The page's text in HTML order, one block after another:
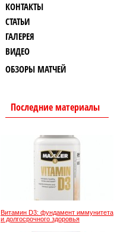
КОНТАКТЫ
СТАТЬИ
ГАЛЕРЕЯ
ВИДЕО
ОБЗОРЫ МАТЧЕЙ
Последние материалы
Витамин D3: фундамент иммунитета
и долгосрочного здоровья